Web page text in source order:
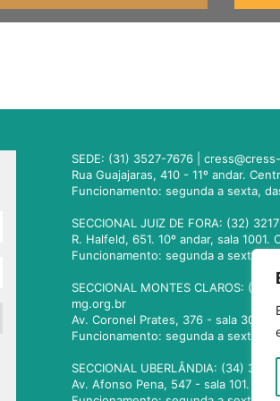
SEDE: (31) 3527-7676 |
Rua Guajajaras, 410 - 11º andar.
Funcionamento: segunda a sexta,
SECCIONAL JUIZ DE FORA: (32)
R. Halfeld, 651. 10º andar, sala
Funcionamento: segunda a sexta,
SECCIONAL MONTES CLAROS:
mg.org.br
Av. Coronel Prates, 376 - sala 301.
Funcionamento: segunda a sexta,
SECCIONAL UBERLÂNDIA: (34)
Av. Afonso Pena, 547 - sala 101.